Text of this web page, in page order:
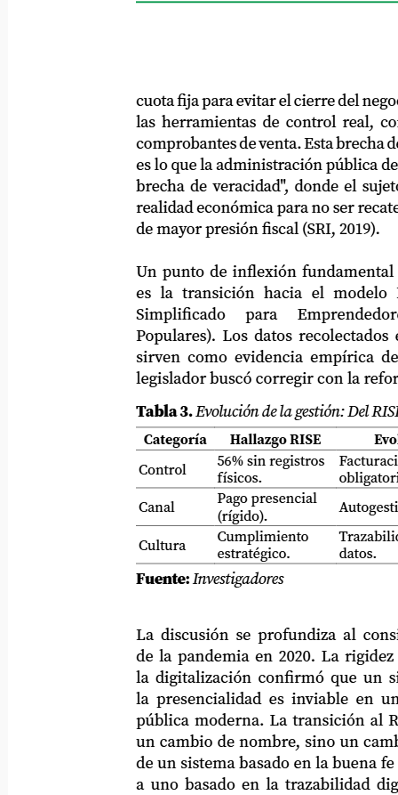
cuota fija para evitar el cierre del negocio,
las herramientas de control real, como
comprobantes de venta. Esta brecha de
es lo que la administración pública
brecha de veracidad", donde el sujeto
realidad económica para no ser
de mayor presión fiscal (SRI, 2019).
Un punto de inflexión fundamental en
es la transición hacia el modelo
Simplificado
para
Emprendedores
Populares). Los datos recolectados
sirven como evidencia empírica de
legislador buscó corregir con la reforma
La discusión se profundiza al
de la pandemia en 2020. La rigidez del
la digitalización confirmó que un
la presencialidad es inviable en una
pública moderna. La transición al
un cambio de nombre, sino un cambio
de un sistema basado en la buena fe sin
a uno basado en la trazabilidad digital
Tabla 3. Evolución de la gestión: Del RISE
Fuente: Investigadores
Categoría Hallazgo RISE
Control
56% sin registros
físicos.
Canal
Pago presencial
(rígido).
Cultura
Cumplimiento
estratégico.
datos.